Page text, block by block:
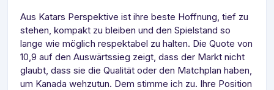
Aus Katars Perspektive ist ihre beste Hoffnung, tief zu
stehen, kompakt zu bleiben und den Spielstand so
lange wie möglich respektabel zu halten. Die Quote von
10,9 auf den Auswärtssieg zeigt, dass der Markt nicht
glaubt, dass sie die Qualität oder den Matchplan haben,
um Kanada wehzutun. Dem stimme ich zu. Ihre Position